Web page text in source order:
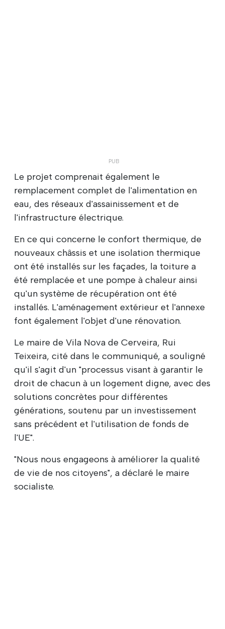
Le projet comprenait également le
remplacement complet de l'alimentation en
eau, des réseaux d'assainissement et de
l'infrastructure électrique.
En ce qui concerne le confort thermique, de
nouveaux châssis et une isolation thermique
ont été installés sur les façades, la toiture a
été remplacée et une pompe à chaleur ainsi
qu'un système de récupération ont été
installés. L'aménagement extérieur et l'annexe
font également l'objet d'une rénovation.
Le maire de Vila Nova de Cerveira, Rui
Teixeira, cité dans le communiqué, a souligné
qu'il s'agit d'un "processus visant à garantir le
droit de chacun à un logement digne, avec des
solutions concrètes pour différentes
générations, soutenu par un investissement
sans précédent et l'utilisation de fonds de
l'UE".
"Nous nous engageons à améliorer la qualité
de vie de nos citoyens", a déclaré le maire
socialiste.